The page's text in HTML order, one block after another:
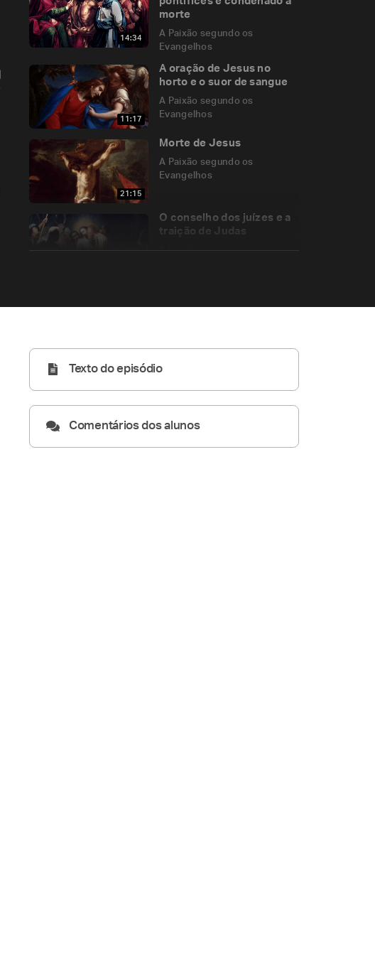
14:34
morte
A Paixão segundo os
Evangelhos
11:17
A oração de Jesus no
horto e o suor de sangue
A Paixão segundo os
Evangelhos
21:15
Morte de Jesus
A Paixão segundo os
Evangelhos
O conselho dos juízes e a
traição de Judas
A Paixão segundo os
de Herodes e do povo
Texto do episódio
Comentários dos alunos